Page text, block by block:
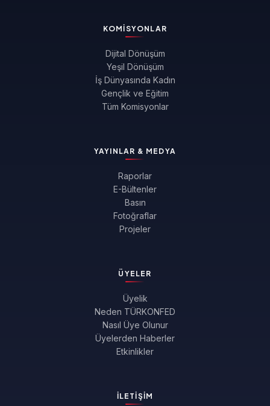
KOMISYONLAR
Dijital Dönüşüm
Yeşil Dönüşüm
İş Dünyasında Kadın
Gençlik ve Eğitim
Tüm Komisyonlar
YAYINLAR & MEDYA
Raporlar
E-Bültenler
Basın
Fotoğraflar
Projeler
ÜYELER
Üyelik
Neden TÜRKONFED
Nasıl Üye Olunur
Üyelerden Haberler
Etkinlikler
İLETIŞIM